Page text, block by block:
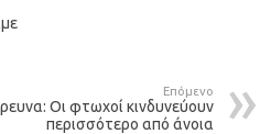
Επόμενο
Οι φτωχοί κινδυνεύουν
περισσότερο από άνοια